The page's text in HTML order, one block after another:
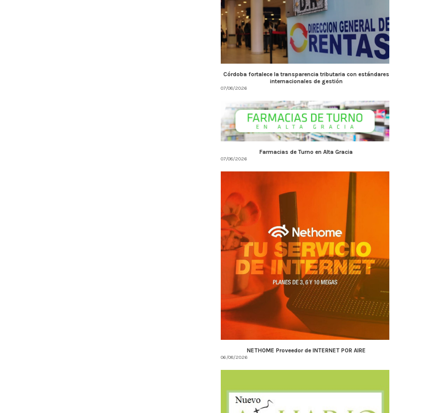
Córdoba fortalece la transparencia tributaria con estándares
internacionales de gestión
07/08/2026
Farmacias de Turno en Alta Gracia
07/08/2026
NETHOME Proveedor de INTERNET POR AIRE
06/08/2026